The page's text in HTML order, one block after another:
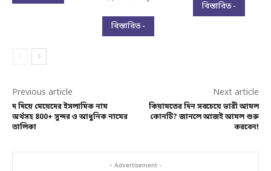
বিস্তারিত -
বিস্তারিত -
Previous article
দ দিয়ে মেয়েদের ইসলামিক নাম
অর্থসহ 800+ সুন্দর ও আধুনিক নামের
তালিকা
Next article
কিয়ামতের দিন সবচেয়ে ভারী আমল
কোনটি? জানলে আজই আমল শুরু
করবেন!
- Advertisement -